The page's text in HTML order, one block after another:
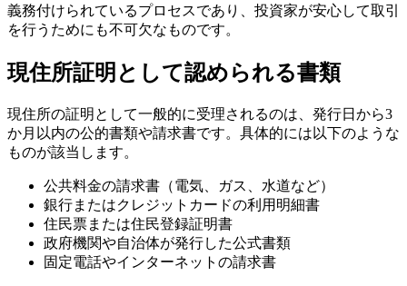
義務付けられているプロセスであり、投資家が安心して取引
を行うためにも不可欠なものです。
現住所証明として認められる書類
現住所の証明として一般的に受理されるのは、発行日から3
か月以内の公的書類や請求書です。具体的には以下のような
ものが該当します。
公共料金の請求書（電気、ガス、水道など）
銀行またはクレジットカードの利用明細書
住民票または住民登録証明書
政府機関や自治体が発行した公式書類
固定電話やインターネットの請求書